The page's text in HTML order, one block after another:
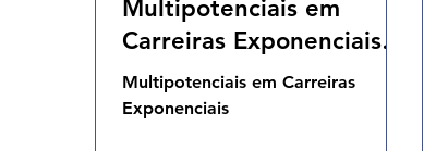
Multipotenciais em
Carreiras Exponenciais
SEG 20.07.26 07h01
Multipotenciais em Carreiras
Exponenciais